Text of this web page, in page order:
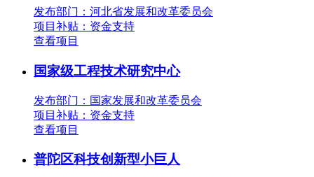
发布部门：河北省发展和改革委员会
项目补贴： 资金支持
查看项目
国家级工程技术研究中心
发布部门：国家发展和改革委员会
项目补贴： 资金支持
查看项目
普陀区科技创新型小巨人